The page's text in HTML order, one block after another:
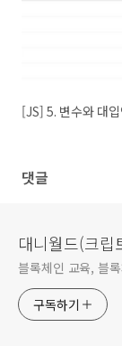
[JS] 5. 변수와 대
댓글
대니월드(크립
블록체인 교육, 블
구독하기